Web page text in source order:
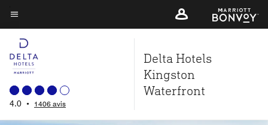
Skip
to
main
content
Texte du menu
4.0 • 1406 avis
Delta Hotels
Kingston
Waterfront